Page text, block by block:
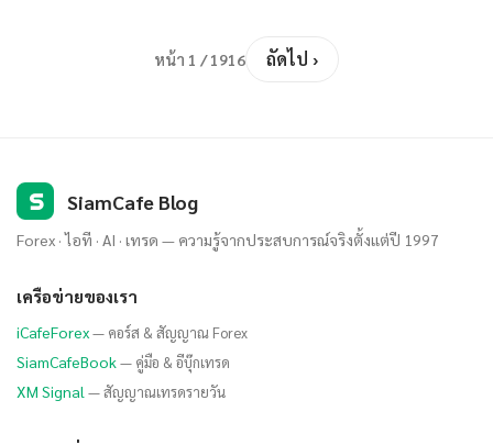
หน้า 1 / 1916 ถัดไป ›
S SiamCafe Blog
Forex · ไอที · AI · เทรด — ความรู้จากประสบการณ์จริงตั้งแต่ปี 1997
เครือข่ายของเรา
iCafeForex— คอร์ส & สัญญาณ Forex
SiamCafeBook— คู่มือ & อีบุ๊กเทรด
XM Signal — สัญญาณเทรดรายวัน